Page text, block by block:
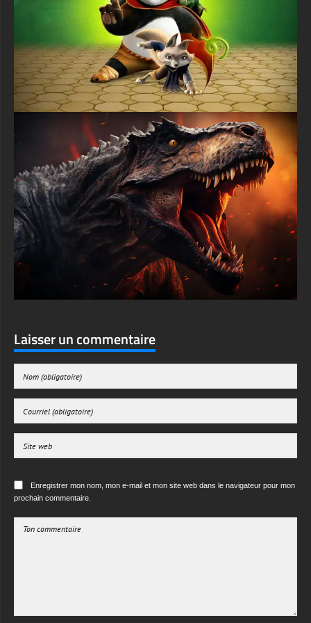
Laisser un commentaire
Enregistrer mon nom, mon e-mail et mon site web dans le navigateur pour mon
prochain commentaire.